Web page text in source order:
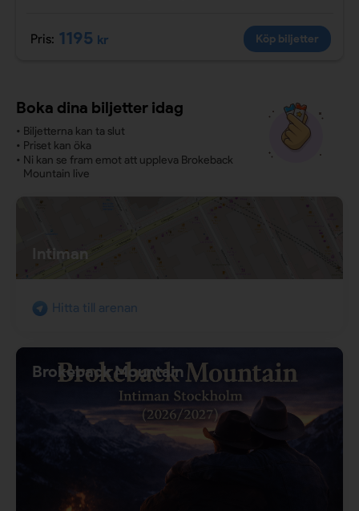
Pris: 1195 kr Köp biljetter
Boka dina biljetter idag
• Biljetterna kan ta slut
• Priset kan öka
• Ni kan se fram emot att uppleva Brokeback
Mountain live
Intiman
Hitta till arenan
Brokeback Mountain